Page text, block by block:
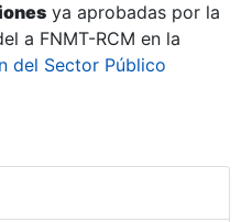
ya aprobadas por la
a FNMT-RCM en la
del Sector Público